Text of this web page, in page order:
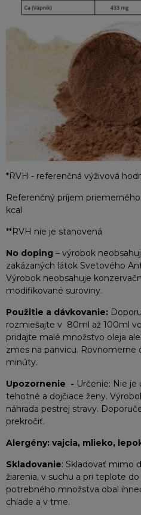
*RVH - referenčná výživová
Referenčný príjem
kcal
**RVH nie je stanovená
No doping – výrobok
zakázaných látok Svetového
Výrobok neobsahuje
modifikované suroviny.
Použitie a dávkovanie:
rozmiešajte v 80ml až 100ml
pridajte malé množstvo oleja
zmes na panvicu. Rovnomerne
minúty.
Upozornenie - Určenie: Nie
tehotné a dojčiace ženy.
náhrada pestrej stravy.
prekročiť.
Alergény: vajcia, mlieko,
Skladovanie: Skladovať mimo
žiarenia, v suchu a pri teplote do
potrebného množstva obal
chlade a v tme.